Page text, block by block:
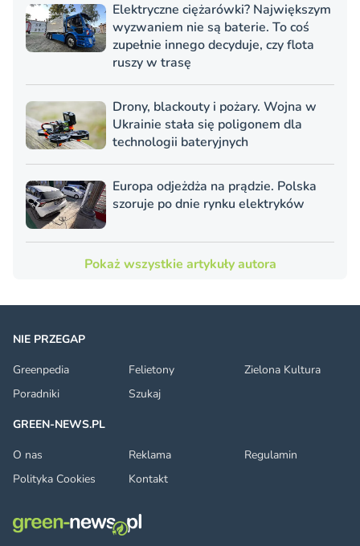
Elektryczne ciężarówki? Największym
wyzwaniem nie są baterie. To coś
zupełnie innego decyduje, czy flota
ruszy w trasę
Drony, blackouty i pożary. Wojna w
Ukrainie stała się poligonem dla
technologii bateryjnych
Europa odjeżdża na prądzie. Polska
szoruje po dnie rynku elektryków
Pokaż wszystkie artykuły autora
NIE PRZEGAP
Greenpedia
Felietony
Zielona Kultura
Poradniki
Szukaj
GREEN-NEWS.PL
O nas
Reklama
Regulamin
Polityka Cookies
Kontakt